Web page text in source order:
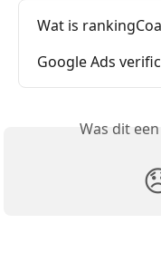
Wat is
Google Ads
Was dit